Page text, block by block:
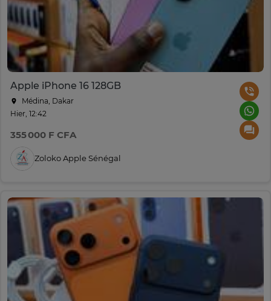
Apple iPhone 16 128GB
Médina, Dakar
Hier, 12:42
355 000 F CFA
Zoloko Apple Sénégal